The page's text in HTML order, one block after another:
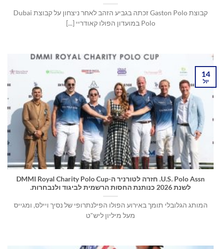
קבוצת Gaston Polo זכתה בגביע הזהב לאחר ניצחון על קבוצת Dubai
Polo במועדון הפולו קאודריי [...]
U.S. Polo Assn. חזרה לטורניר ה-DMMI Royal Charity Polo Cup
לשנת 2026 כנותנת החסות הרשמית לביגוד ולנבחרות.
המותג הגלובלי תומך באירוע הפולו הפילנתרופי של נסיך ויילס, ומגייס
מעל מיליון ליש"ט
14
יול